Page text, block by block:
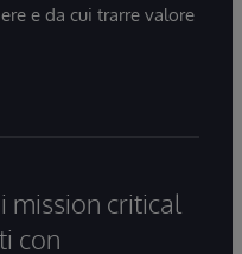
e da cui trarre valore
mission critical
con